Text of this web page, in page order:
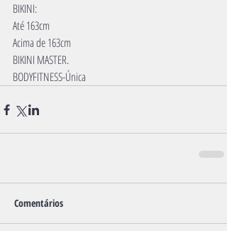
BIKINI:
Até 163cm
Acima de 163cm
BIKINI MASTER.
BODYFITNESS-Única
Comentários